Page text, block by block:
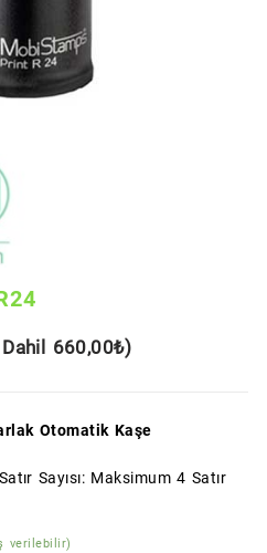
660,00₺)
Otomatik Kaşe
Sayısı: Maksimum 4 Satır
verilebilir)